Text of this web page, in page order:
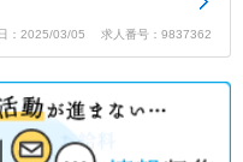
：2025/03/05 求人番号：9837362